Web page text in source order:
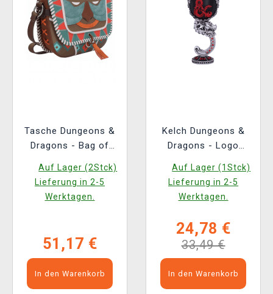
Tasche Dungeons &
Dragons - Bag of
Auf Lager (2Stck)
Lieferung in 2-5
Werktagen.
51,17 €
In den Warenkorb
Kelch Dungeons &
Dragons - Logo
Auf Lager (1Stck)
Lieferung in 2-5
Werktagen.
24,78 €
33,49 €
In den Warenkorb